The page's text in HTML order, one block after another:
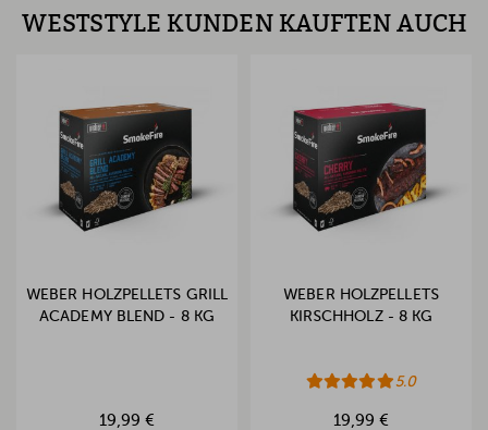
WESTSTYLE KUNDEN KAUFTEN AUCH
WEBER HOLZPELLETS GRILL
ACADEMY BLEND - 8 KG
19,99 €
WEBER HOLZPELLETS
KIRSCHHOLZ - 8 KG
5.0
19,99 €